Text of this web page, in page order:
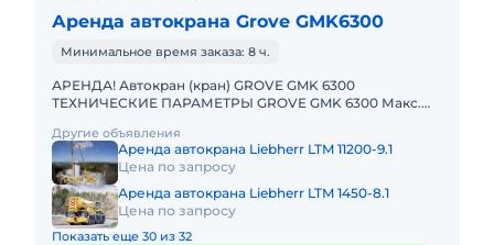
Аренда автокрана Grove GMK6300
Минимальное время заказа: 8 ч.
АРЕНДА! Автокран (кран) GROVE GMK 6300
ТЕХНИЧЕСКИЕ ПАРАМЕТРЫ GROVE GMK 6300 Макс.
м Макс. высота подъёма
Другие объявления
Аренда автокрана Liebherr LTM 11200-9.1
Цена по запросу
Аренда автокрана Liebherr LTM 1450-8.1
Цена по запросу
Показать еще 30 из 32